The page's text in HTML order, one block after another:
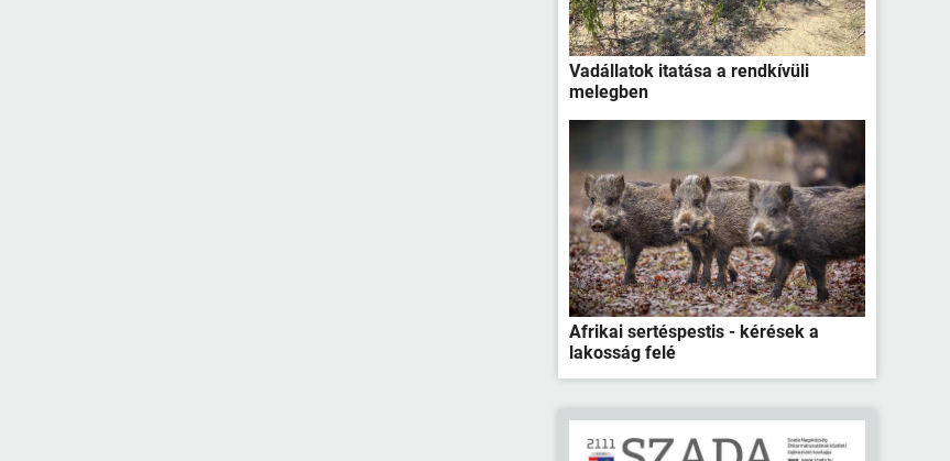
Vadállatok itatása a rendkívüli
melegben
Afrikai sertéspestis - kérések a
lakosság felé